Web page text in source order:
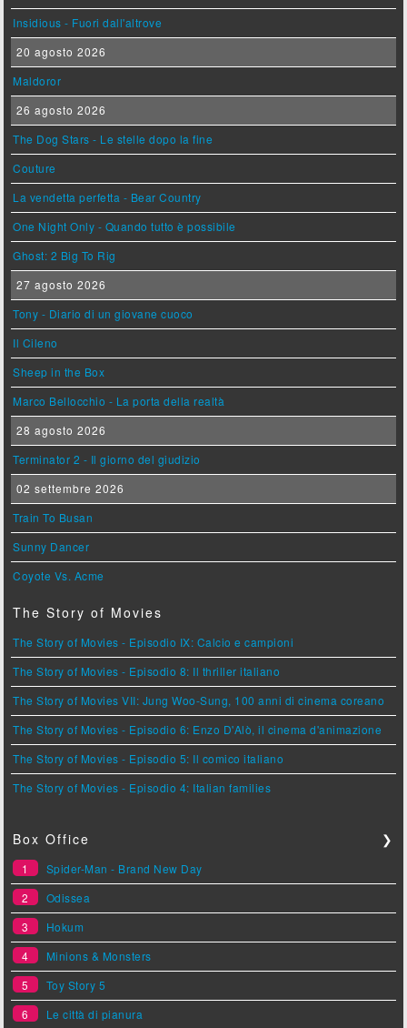
Insidious - Fuori dall'altrove
20 agosto 2026
Maldoror
26 agosto 2026
The Dog Stars - Le stelle dopo la fine
Couture
La vendetta perfetta - Bear Country
One Night Only - Quando tutto è possibile
Ghost: 2 Big To Rig
27 agosto 2026
Tony - Diario di un giovane cuoco
Il Cileno
Sheep in the Box
Marco Bellocchio - La porta della realtà
28 agosto 2026
Terminator 2 - Il giorno del giudizio
02 settembre 2026
Train To Busan
Sunny Dancer
Coyote Vs. Acme
The Story of Movies
The Story of Movies - Episodio IX: Calcio e campioni
The Story of Movies - Episodio 8: Il thriller italiano
The Story of Movies VII: Jung Woo-Sung, 100 anni di cinema coreano
The Story of Movies - Episodio 6: Enzo D'Alò, il cinema d'animazione
The Story of Movies - Episodio 5: Il comico italiano
The Story of Movies - Episodio 4: Italian families
Box Office ❯
1
Spider-Man - Brand New Day
2
Odissea
3
Hokum
4
Minions & Monsters
5
Toy Story 5
6
Le città di pianura